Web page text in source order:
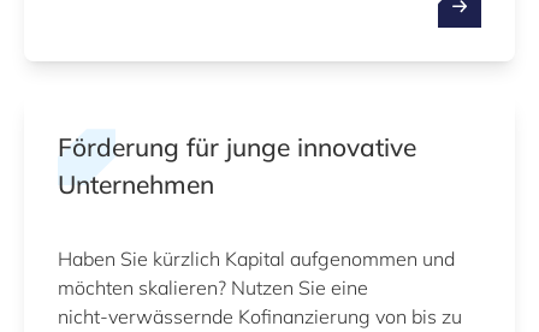
Förderung für junge innovative
Unternehmen
Haben Sie kürzlich Kapital aufgenommen und
möchten skalieren? Nutzen Sie eine
nicht‑verwässernde Kofinanzierung von bis zu